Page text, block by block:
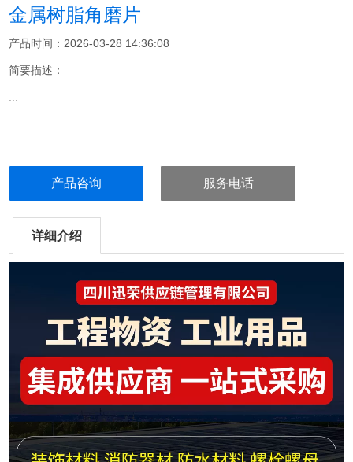
金属树脂角磨片
产品时间：2026-03-28 14:36:08
简要描述：
...
产品咨询 服务电话
详细介绍